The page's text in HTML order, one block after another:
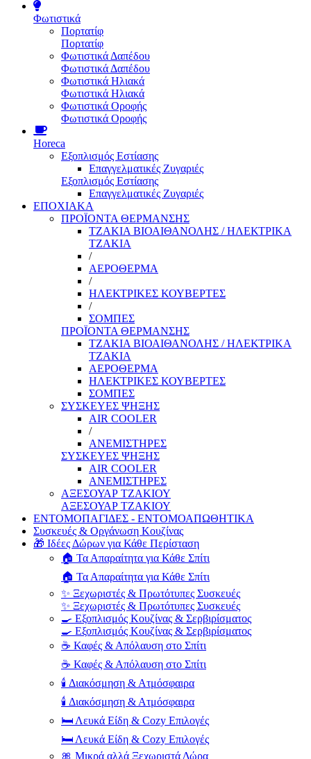
Φωτιστικά
Πορτατίφ
Πορτατίφ
Φωτιστικά Δαπέδου
Φωτιστικά Δαπέδου
Φωτιστικά Ηλιακά
Φωτιστικά Ηλιακά
Φωτιστικά Οροφής
Φωτιστικά Οροφής
Horeca
Εξοπλισμός Εστίασης
Επαγγελματικές Ζυγαριές
Εξοπλισμός Εστίασης
Επαγγελματικές Ζυγαριές
ΕΠΟΧΙΑΚΑ
ΠΡΟΪΟΝΤΑ ΘΕΡΜΑΝΣΗΣ
ΤΖΑΚΙΑ ΒΙΟΑΙΘΑΝΟΛΗΣ / ΗΛΕΚΤΡΙΚΑ
ΤΖΑΚΙΑ
/
ΑΕΡΟΘΕΡΜΑ
/
ΗΛΕΚΤΡΙΚΕΣ ΚΟΥΒΕΡΤΕΣ
/
ΣΟΜΠΕΣ
ΠΡΟΪΟΝΤΑ ΘΕΡΜΑΝΣΗΣ
ΤΖΑΚΙΑ ΒΙΟΑΙΘΑΝΟΛΗΣ / ΗΛΕΚΤΡΙΚΑ
ΤΖΑΚΙΑ
ΑΕΡΟΘΕΡΜΑ
ΗΛΕΚΤΡΙΚΕΣ ΚΟΥΒΕΡΤΕΣ
ΣΟΜΠΕΣ
ΣΥΣΚΕΥΕΣ ΨΗΞΗΣ
AIR COOLER
/
ΑΝΕΜΙΣΤΗΡΕΣ
ΣΥΣΚΕΥΕΣ ΨΗΞΗΣ
AIR COOLER
ΑΝΕΜΙΣΤΗΡΕΣ
ΑΞΕΣΟΥΑΡ ΤΖΑΚΙΟΥ
ΑΞΕΣΟΥΑΡ ΤΖΑΚΙΟΥ
ΕΝΤΟΜΟΠΑΓΙΔΕΣ - ΕΝΤΟΜΟΑΠΩΘΗΤΙΚΑ
Συσκευές & Οργάνωση Κουζίνας
🎁 Ιδέες Δώρων για Κάθε Περίσταση
🏠 Τα Απαραίτητα για Κάθε Σπίτι
🏠 Τα Απαραίτητα για Κάθε Σπίτι
✨ Ξεχωριστές & Πρωτότυπες Συσκευές
✨ Ξεχωριστές & Πρωτότυπες Συσκευές
🍳 Εξοπλισμός Κουζίνας & Σερβιρίσματος
🍳 Εξοπλισμός Κουζίνας & Σερβιρίσματος
☕ Καφές & Απόλαυση στο Σπίτι
☕ Καφές & Απόλαυση στο Σπίτι
🕯️ Διακόσμηση & Ατμόσφαιρα
🕯️ Διακόσμηση & Ατμόσφαιρα
🛏️ Λευκά Είδη & Cozy Επιλογές
🛏️ Λευκά Είδη & Cozy Επιλογές
🎀 Μικρά αλλά Ξεχωριστά Δώρα